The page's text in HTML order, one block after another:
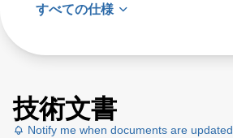
すべての仕様
技術文書
Notify me when documents are updated